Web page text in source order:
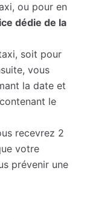
ou pour en
dédie de la
soit pour
vous
la date et
le
recevrez 2
votre
prévenir une